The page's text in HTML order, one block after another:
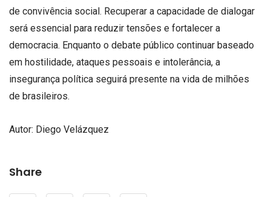
de convivência social. Recuperar a capacidade de dialogar
será essencial para reduzir tensões e fortalecer a
democracia. Enquanto o debate público continuar baseado
em hostilidade, ataques pessoais e intolerância, a
insegurança política seguirá presente na vida de milhões
de brasileiros.
Autor: Diego Velázquez
Share